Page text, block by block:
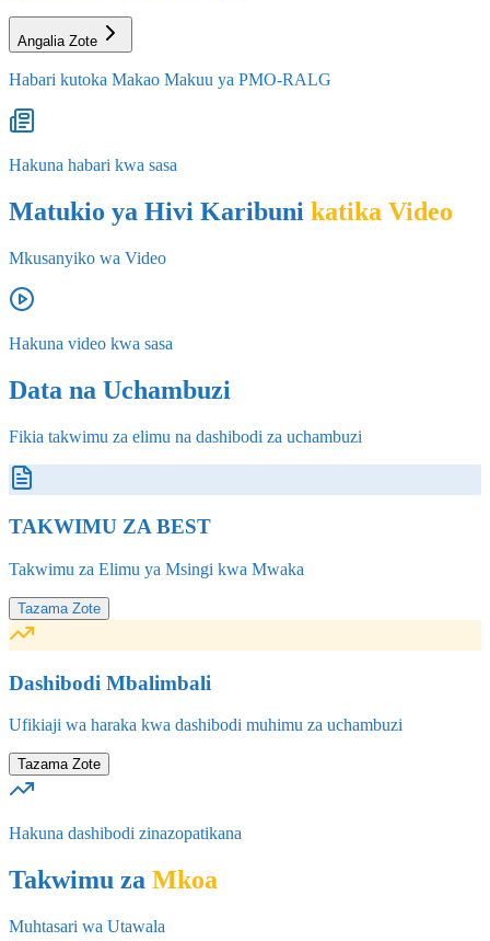
Angalia Zote
Habari kutoka Makao Makuu ya PMO-RALG
Hakuna habari kwa sasa
Matukio ya Hivi Karibuni katika Video
Mkusanyiko wa Video
Hakuna video kwa sasa
Data na Uchambuzi
Fikia takwimu za elimu na dashibodi za uchambuzi
TAKWIMU ZA BEST
Takwimu za Elimu ya Msingi kwa Mwaka
Tazama Zote
Dashibodi Mbalimbali
Ufikiaji wa haraka kwa dashibodi muhimu za uchambuzi
Tazama Zote
Hakuna dashibodi zinazopatikana
Takwimu za Mkoa
Muhtasari wa Utawala